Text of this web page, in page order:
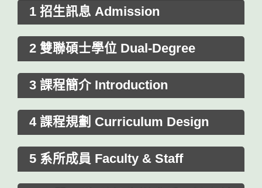
1 招生訊息 Admission
2 雙聯碩士學位 Dual-Degree
3 課程簡介 Introduction
4 課程規劃 Curriculum Design
5 系所成員 Faculty & Staff